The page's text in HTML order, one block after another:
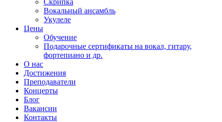
Вокальный ансамбль
Укулеле
Цены
Обучение
Подарочные сертификаты на вокал, гитару,
фортепиано и др.
О нас
Достижения
Преподаватели
Концерты
Блог
Вакансии
Контакты